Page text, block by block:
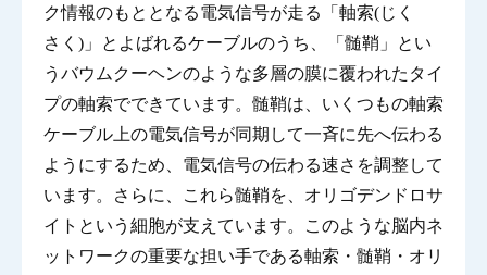
ク情報のもととなる電気信号が走る「軸索(じく
さく)」とよばれるケーブルのうち、「髄鞘」とい
うバウムクーヘンのような多層の膜に覆われたタイ
プの軸索でできています。髄鞘は、いくつもの軸索
ケーブル上の電気信号が同期して一斉に先へ伝わる
ようにするため、電気信号の伝わる速さを調整して
います。さらに、これら髄鞘を、オリゴデンドロサ
イトという細胞が支えています。このような脳内ネ
ットワークの重要な担い手である軸索・髄鞘・オリ